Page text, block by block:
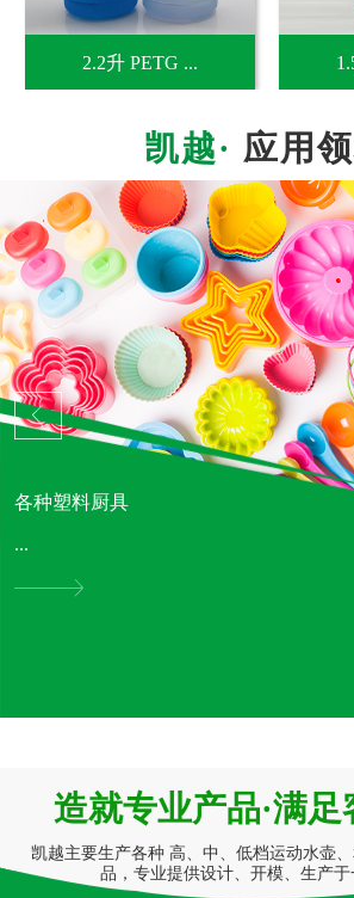
2.2升 PETG ...
应用
各种塑料厨具
...
造就专业产品·满
凯越主要生产各种 高、中、低档运动水壶
品，专业提供设计、开模、生产于